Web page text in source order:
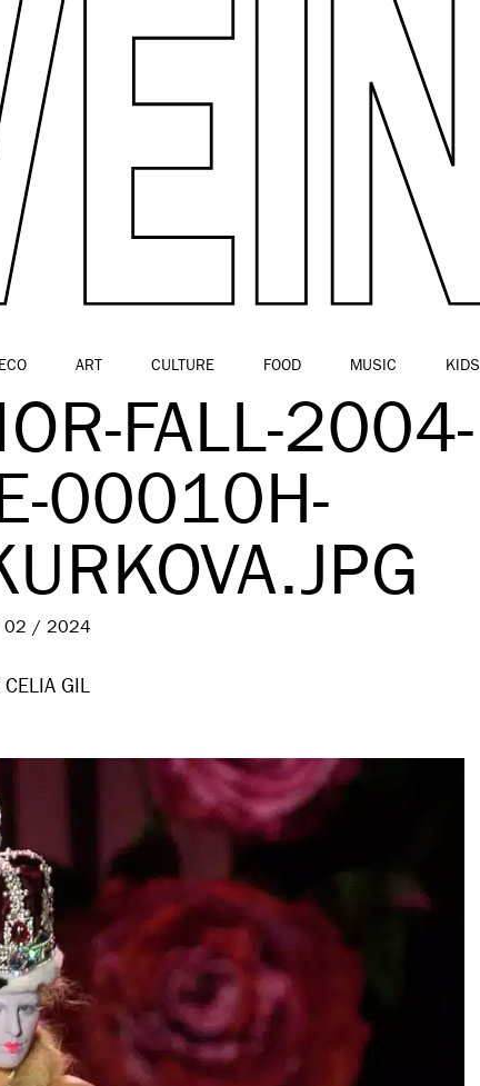
ECO ART CULTURE FOOD MUSIC KIDS
FALL-2004-
00010H-
/ 2024
CELIA GIL